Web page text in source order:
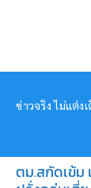
หมอข่าว
ข่าวจริง ไม่แต่
ตม.สกัดเข้ม